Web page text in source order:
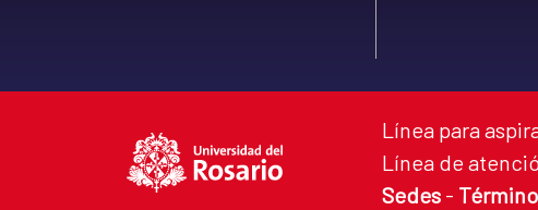
Línea para
Línea de
Sedes -